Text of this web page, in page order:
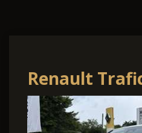
Renault
100%